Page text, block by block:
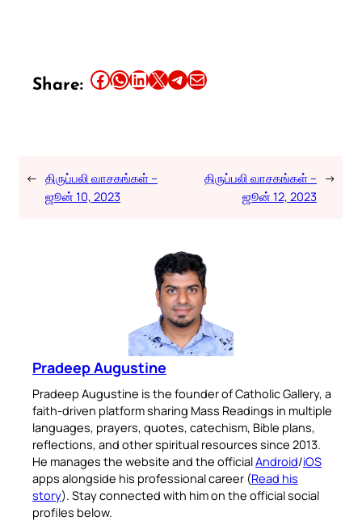
Share: Share this article on Facebook Share this article on WhatsApp Share this article on LinkedIn Share this article on X Share this article on TelegramEmail this Article
← திருப்பலி வாசகங்கள் –
ஜூன் 10, 2023
திருப்பலி வாசகங்கள் –
ஜூன் 12, 2023
→
Pradeep Augustine
Pradeep Augustine is the founder of Catholic Gallery, a
faith-driven platform sharing Mass Readings in multiple
languages, prayers, quotes, catechism, Bible plans,
reflections, and other spiritual resources since 2013.
He manages the website and the officialAndroid/iOS
apps alongside his professional career (Read his
story). Stay connected with him on the official social
profiles below.